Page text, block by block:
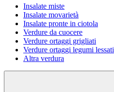
Insalate miste
Insalate movarietà
Insalate pronte in ciotola
Verdure da cuocere
Verdure ortaggi grigliati
Verdure ortaggi legumi lessati
Altra verdura